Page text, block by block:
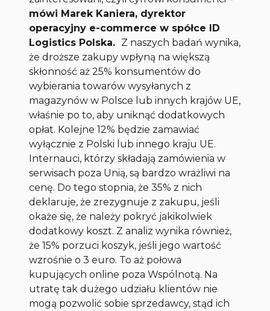
mówi Marek Kaniera, dyrektor
operacyjny e-commerce w spółce ID
Logistics Polska. Z naszych badań wynika,
że droższe zakupy wpłyną na większą
skłonność aż 25% konsumentów do
wybierania towarów wysyłanych z
magazynów w Polsce lub innych krajów UE,
właśnie po to, aby uniknąć dodatkowych
opłat. Kolejne 12% będzie zamawiać
wyłącznie z Polski lub innego kraju UE.
Internauci, którzy składają zamówienia w
serwisach poza Unią, są bardzo wrażliwi na
cenę. Do tego stopnia, że 35% z nich
deklaruje, że zrezygnuje z zakupu, jeśli
okaże się, że należy pokryć jakikolwiek
dodatkowy koszt. Z analiz wynika również,
że 15% porzuci koszyk, jeśli jego wartość
wzrośnie o 3 euro. To aż połowa
kupujących online poza Wspólnotą. Na
utratę tak dużego udziału klientów nie
mogą pozwolić sobie sprzedawcy, stąd ich